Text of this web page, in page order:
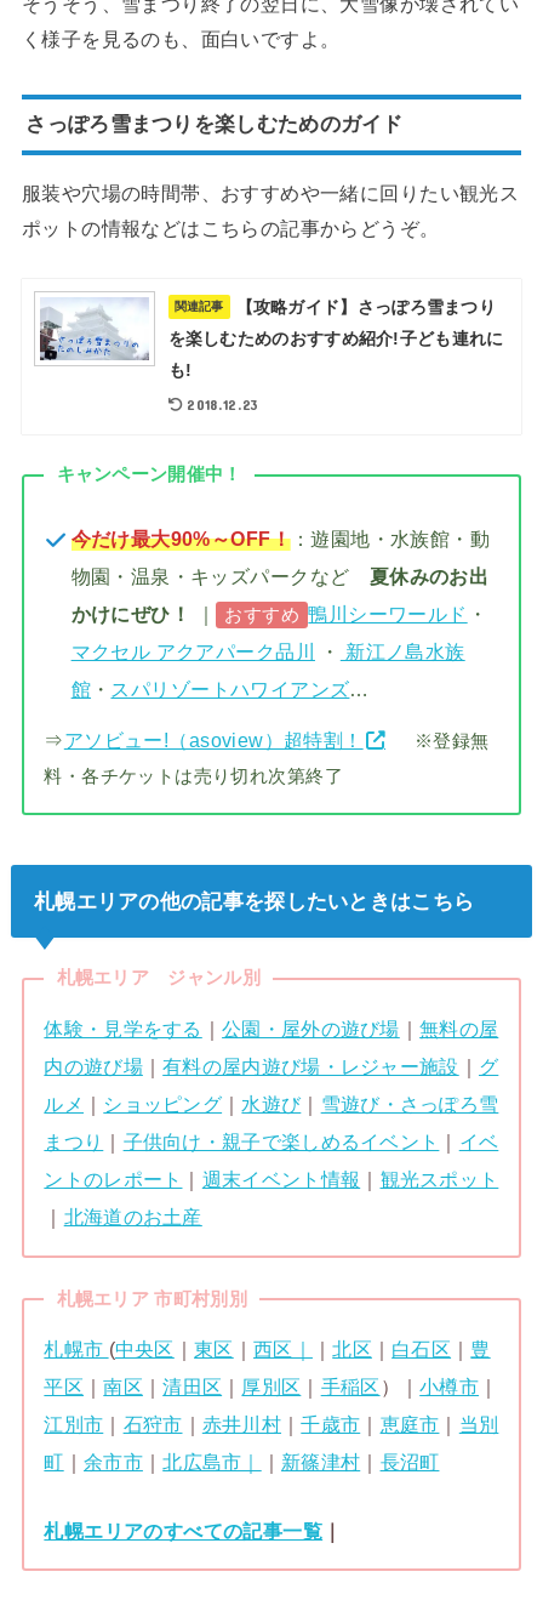
く様子を見るのも、面白いですよ。
さっぽろ雪まつりを楽しむためのガイド
服装や穴場の時間帯、おすすめや一緒に回りたい観光ス
ポットの情報などはこちらの記事からどうぞ。
関連記事
【攻略ガイド】さっぽろ雪まつり
を楽しむためのおすすめ紹介!子ども連れに
も!
2018.12.23
キャンペーン開催中！
今だけ最大90%～OFF！：遊園地・水族館・動
物園・温泉・キッズパークなど 夏休みのお出
かけにぜひ！
｜ おすすめ 鴨川シーワールド ・
マクセル アクアパーク品川
・
新江ノ島水族
館 ・ スパリゾートハワイアンズ…
⇒アソビュー!（asoview）超特割！
※登録無
料・各チケットは売り切れ次第終了
札幌エリアの他の記事を探したいときはこちら
札幌エリア ジャンル別
体験・見学をする ｜公園・屋外の遊び場 ｜無料の屋
内の遊び場｜有料の屋内遊び場・レジャー施設 ｜ グ
ルメ ｜ ショッピング ｜ 水遊び｜ 雪遊び・さっぽろ雪
まつり
｜ 子供向け・親子で楽しめるイベント ｜ イベ
ントのレポート
｜ 週末イベント情報 ｜ 観光スポット
｜ 北海道のお土産
札幌エリア 市町村別別
札幌市 (中央区 ｜東区 ｜西区｜ ｜北区 ｜ 白石区 ｜ 豊
平区 ｜南区 ｜清田区 ｜ 厚別区 ｜ 手稲区 ）｜小樽市 ｜
江別市 ｜ 石狩市 ｜ 赤井川村 ｜千歳市 ｜ 恵庭市 ｜ 当別
町 ｜ 余市市｜北広島市｜ ｜ 新篠津村 ｜ 長沼町
札幌エリアのすべての記事一覧 ｜